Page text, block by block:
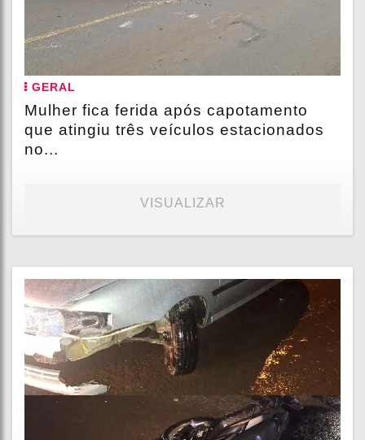
GERAL
Mulher fica ferida após capotamento
que atingiu três veículos estacionados
no...
VISUALIZAR